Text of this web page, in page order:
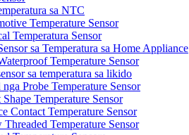
sa NTC
Temperature Sensor
Temperatura Sensor
sa Temperatura sa Home Appliance
Temperature Sensor
sa temperatura sa likido
Probe Temperature Sensor
Temperature Sensor
Contact Temperature Sensor
Threaded Temperature Sensor